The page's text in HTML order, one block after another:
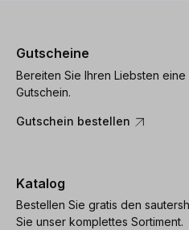
Gutscheine
Bereiten Sie Ihren Liebsten
Gutschein.
Gutschein bestellen
Katalog
Bestellen Sie gratis den
Sie unser komplettes Sortiment.